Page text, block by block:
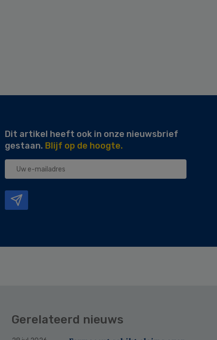
Dit artikel heeft ook in onze nieuwsbrief
gestaan. Blijf op de hoogte.
Uw
Gerelateerd nieuws